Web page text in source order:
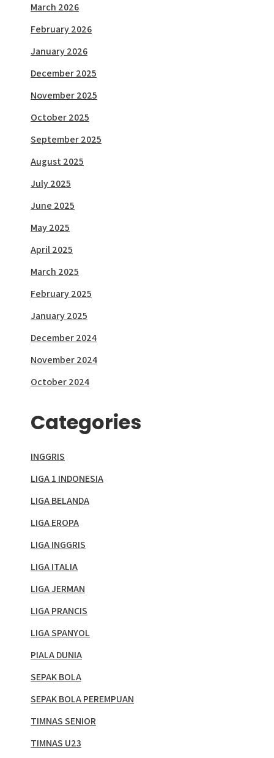
March 2026
February 2026
January 2026
December 2025
November 2025
October 2025
September 2025
August 2025
July 2025
June 2025
May 2025
April 2025
March 2025
February 2025
January 2025
December 2024
November 2024
October 2024
Categories
INGGRIS
LIGA 1 INDONESIA
LIGA BELANDA
LIGA EROPA
LIGA INGGRIS
LIGA ITALIA
LIGA JERMAN
LIGA PRANCIS
LIGA SPANYOL
PIALA DUNIA
SEPAK BOLA
SEPAK BOLA PEREMPUAN
TIMNAS SENIOR
TIMNAS U23